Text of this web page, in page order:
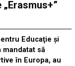
Educaţie şi
mandatat să
în Europa, au